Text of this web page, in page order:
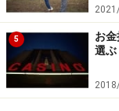
5
お
選ぶ